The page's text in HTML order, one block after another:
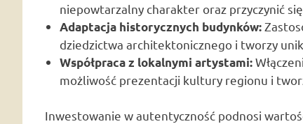
niepowtarzalny charakter oraz przyczynić
Adaptacja historycznych budynków:
dziedzictwa architektonicznego i tworzy
Współpraca z lokalnymi artystami:
możliwość prezentacji kultury regionu i
Inwestowanie w autentyczność podnosi